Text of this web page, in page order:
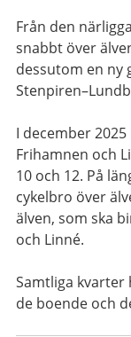
Från den
snabbt över
dessutom en ny
I december
Frihamnen och
10 och 12. På
cykelbro över
älven, som ska
och Linné.
Samtliga
de boende och